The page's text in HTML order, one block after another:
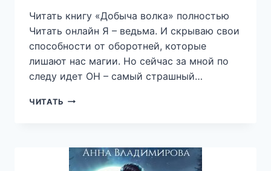
Читать книгу «Добыча волка» полностью
Читать онлайн Я – ведьма. И скрываю свои
способности от оборотней, которые
лишают нас магии. Но сейчас за мной по
следу идет ОН – самый страшный…
ЧИТАТЬ ДОБЫЧА
ОСБОРН